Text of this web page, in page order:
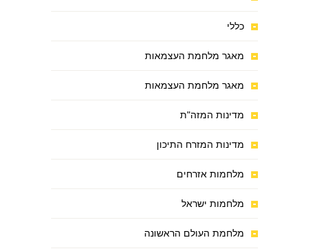
כללי
מאגר מלחמת העצמאות
מאגר מלחמת העצמאות
מדינות המזה"ת
מדינות המזרח התיכון
מלחמות אזרחים
מלחמות ישראל
מלחמת העולם הראשונה